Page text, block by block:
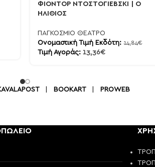
ΦΙΟΝΤΟΡ ΝΤΟΣΤΟΓΙΕΒΣΚΙ | Ο
ΗΛΙΘΙΟΣ
ΠΑΓΚΟΣΜΙΟ ΘΕΑΤΡΟ
Ονομαστική Τιμή Εκδότη: 14,84€
Τιμή Αγοράς: 13,36€
| BOOKART| PROWEB